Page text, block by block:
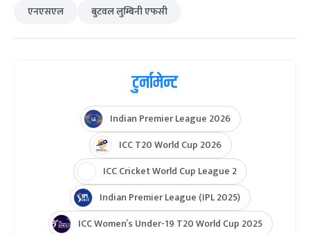
एनएसएल बुटवल लुम्बिनी एफसी
टुर्नामेन्ट
Indian Premier League 2026
ICC T20 World Cup 2026
ICC Cricket World Cup League 2
Indian Premier League (IPL 2025)
ICC Women’s Under-19 T20 World Cup 2025